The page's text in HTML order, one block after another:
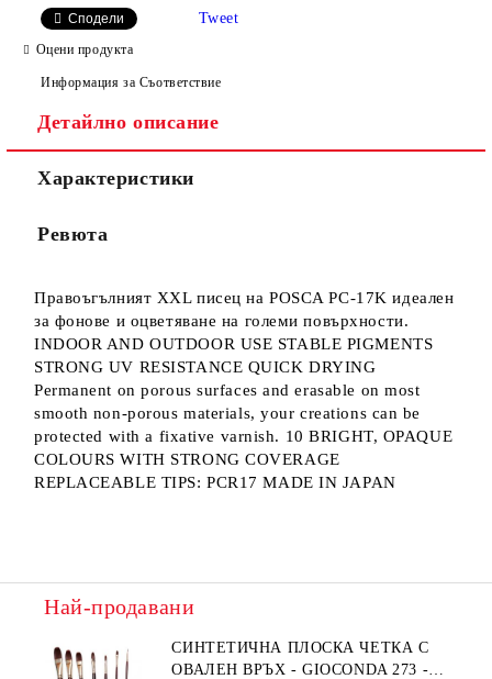
Сподели Tweet
Оцени продукта
Информация за Съответствие
Детайлно описание
Характеристики
Ревюта
Правоъгълният XXL писец на POSCA PC-17K идеален
за фонове и оцветяване на големи повърхности.
INDOOR AND OUTDOOR USE STABLE PIGMENTS
STRONG UV RESISTANCE QUICK DRYING
Permanent on porous surfaces and erasable on most
smooth non-porous materials, your creations can be
protected with a fixative varnish. 10 BRIGHT, OPAQUE
COLOURS WITH STRONG COVERAGE
REPLACEABLE TIPS: PCR17 MADE IN JAPAN
Най-продавани
СИНТЕТИЧНА ПЛОСКА ЧЕТКА С
ОВАЛЕН ВРЪХ - GIOCONDA 273 -